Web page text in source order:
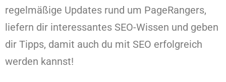
regelmäßige Updates rund um PageRangers,
liefern dir interessantes SEO-Wissen und geben
dir Tipps, damit auch du mit SEO erfolgreich
werden kannst!